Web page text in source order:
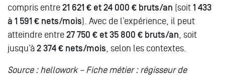
compris entre 21 621 € et 24 000 € bruts/an (soit 1 433
à 1 591 € nets/mois). Avec de l’expérience, il peut
atteindre entre 27 750 € et 35 800 € bruts/an, soit
jusqu’à 2 374 € nets/mois, selon les contextes.
Source : hellowork – Fiche métier : régisseur de